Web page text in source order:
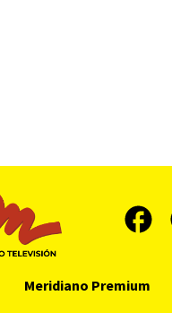
Meridiano Premium